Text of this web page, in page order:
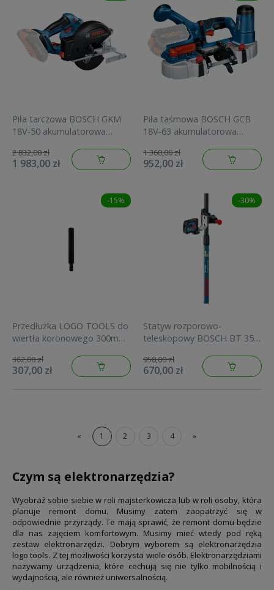
Piła tarczowa BOSCH GKM
18V-50 akumulatorowa
2 832,00 zł
1 983,00 zł
Piła taśmowa BOSCH GCB
18V-63 akumulatorowa
1 360,00 zł
952,00 zł
-15%
Przedłużka LOGO TOOLS do
wiertła koronowego 300mm
362,00 zł
307,00 zł
-30%
Statyw rozporowo-
teleskopowy BOSCH BT 350
958,00 zł
670,00 zł
« 1 2 3 4 »
Czym są elektronarzędzia?
Wyobraź sobie siebie w roli majsterkowicza lub w roli osoby, która
planuje remont domu. Musimy zatem zaopatrzyć się w
odpowiednie przyrządy. Te mają sprawić, że remont domu będzie
dla nas zajęciem komfortowym. Musimy mieć wtedy pod ręką
zestaw elektronarzędzi. Dobrym wyborem są elektronarzędzia
logo tools. Z tej możliwości korzysta wiele osób. Elektronarzędziami
nazywamy urządzenia, które cechują się nie tylko mobilnością i
wydajnością, ale również uniwersalnością.